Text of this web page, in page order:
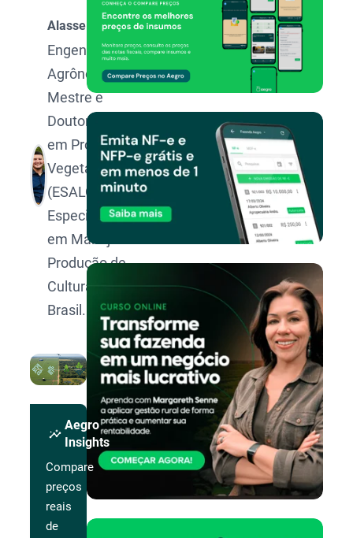
Alasse Oliveira
Engenheiro
Agrônomo,
Mestre e
Doutorando
em Produção
Vegetal pela
(ESALQ/USP).
Especialista
em Manejo e
Produção de
Culturas no
Brasil.
insights
Aegro
Insights
Compare
preços
reais
de